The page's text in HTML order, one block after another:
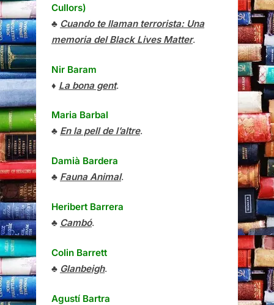
Cullors)
♣ Cuando te llaman terrorista: Una
memoria del Black Lives Matter.
Nir Baram
♦ La bona gent.
Maria Barbal
♣ En la pell de l’altre.
Damià Bardera
♣ Fauna Animal.
Heribert Barrera
♣ Cambó.
Colin Barrett
♣ Glanbeigh.
Agustí Bartra